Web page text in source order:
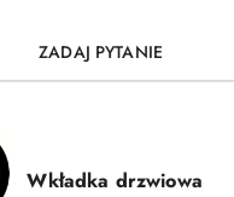
ZADAJ PYTANIE
Wkładka drzwiowa